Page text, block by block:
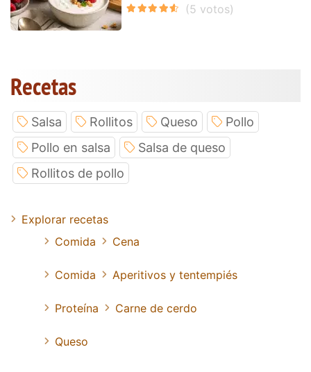
Recetas
Salsa Rollitos Queso
Pollo
Pollo en salsa
Salsa de queso
Rollitos de pollo
Explorar recetas
Comida
Cena
Comida Aperitivos y tentempiés
Proteína Carne de cerdo
Queso